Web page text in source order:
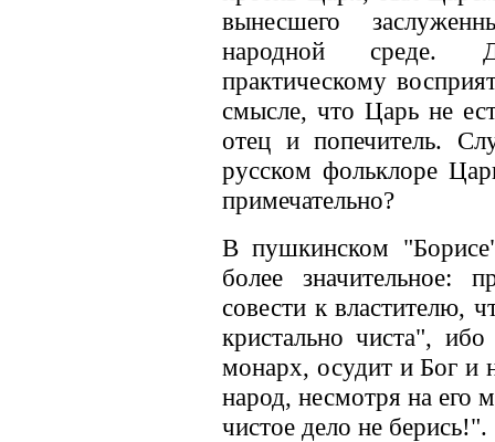
вынесшего
народной среде.
практическому
смысле, что Царь не
отец и попечитель.
русском фольклоре
примечательно?
В пушкинском
более значительное:
совести к властителю,
кристально чиста",
монарх, осудит и Бог и
народ, несмотря на его
чистое дело не берись!".